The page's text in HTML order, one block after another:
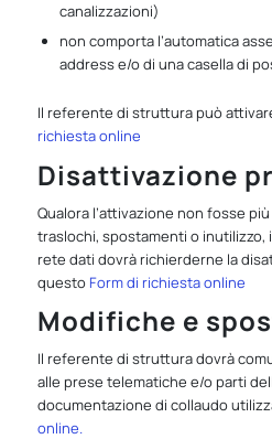
canalizzazioni)
non comporta l’automatica
address e/o di una casella di
Il referente di struttura può
richiesta online
Disattivazione
Qualora l’attivazione non fosse
traslochi, spostamenti o
rete dati dovrà richierderne la
questo Form di richiesta online
Modifiche e
Il referente di struttura dovrà
alle prese telematiche e/o parti
documentazione di collaudo
online.